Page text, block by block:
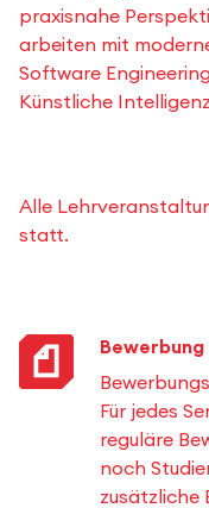
praxisnahe
arbeiten mit
Software
Künstliche
Alle
statt.
Bewerbung
Für jedes
reguläre
noch
zusätzliche